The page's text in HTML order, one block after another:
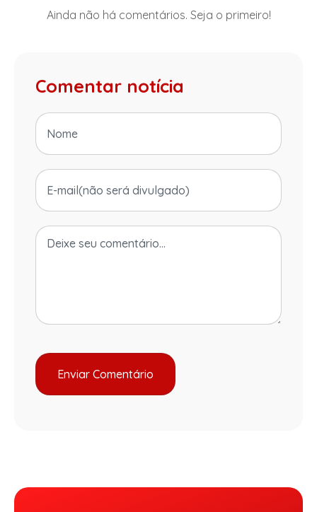
Ainda não há comentários. Seja o primeiro!
Comentar notícia